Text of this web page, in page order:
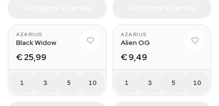
AZARIUS
Black Widow
€ 25,99
1 3 5 10
AZARIUS
Alien OG
€ 9,49
1 3 5 10